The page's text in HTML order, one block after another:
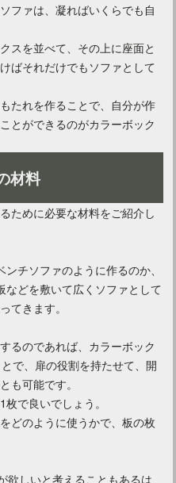
ビングをコーディネート！
ソファダイニングの選び方
ファは、凝ればいくらでも自
スを並べて、その上に座面と
ばそれだけでもソファとして
たれを作ることで、自分が作
とができるのがカラーボック
材料
ために必要な材料をご紹介し
チソファのように作るのか、
どを敷いて広くソファとして
てきます。
るのであれば、カラーボック
で、扉の役割を持たせて、開
も可能です。
で良いでしょう。
どのように使うかで、板の枚
欲しいと考えることもあるは